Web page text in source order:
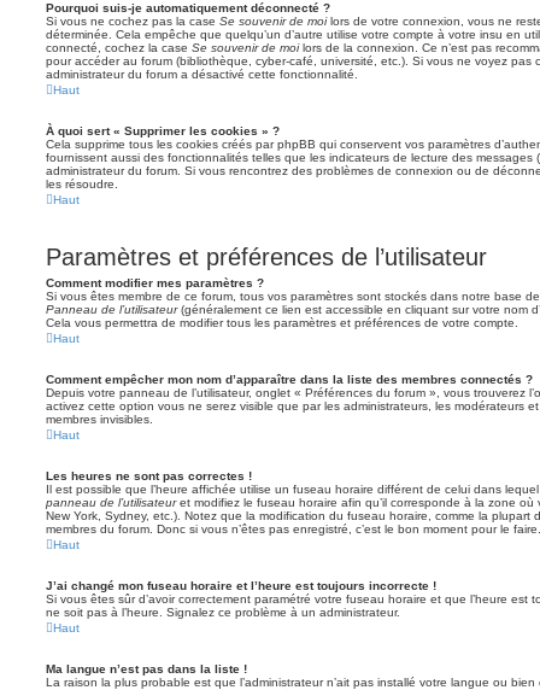
Pourquoi suis-je automatiquement déconnecté ?
Si vous ne cochez pas la case Se souvenir de moilors de votre connexion, vous ne
déterminée. Cela empêche que quelqu’un d’autre utilise votre compte à votre insu en
connecté, cochez la case Se souvenir de moilors de la connexion. Ce n’est pas
pour accéder au forum (bibliothèque, cyber-café, université, etc.). Si vous ne voyez pas
administrateur du forum a désactivé cette fonctionnalité.
Haut
À quoi sert « Supprimer les cookies » ?
Cela supprime tous les cookies créés par phpBB qui conservent vos paramètres
fournissent aussi des fonctionnalités telles que les indicateurs de lecture des
administrateur du forum. Si vous rencontrez des problèmes de connexion ou de
les résoudre.
Haut
Paramètres et préférences de l’utilisateur
Comment modifier mes paramètres ?
Si vous êtes membre de ce forum, tous vos paramètres sont stockés dans notre base
Panneau de l’utilisateur(généralement ce lien est accessible en cliquant sur votre nom
Cela vous permettra de modifier tous les paramètres et préférences de votre compte.
Haut
Comment empêcher mon nom d’apparaître dans la liste des membres connectés ?
Depuis votre panneau de l’utilisateur, onglet « Préférences du forum », vous trouverez
activez cette option vous ne serez visible que par les administrateurs, les modérateurs
membres invisibles.
Haut
Les heures ne sont pas correctes !
Il est possible que l’heure affichée utilise un fuseau horaire différent de celui dans
panneau de l’utilisateuret modifiez le fuseau horaire afin qu’il corresponde à la zone
New York, Sydney, etc.). Notez que la modification du fuseau horaire, comme la plupart
membres du forum. Donc si vous n’êtes pas enregistré, c’est le bon moment pour le faire.
Haut
J’ai changé mon fuseau horaire et l’heure est toujours incorrecte !
Si vous êtes sûr d’avoir correctement paramétré votre fuseau horaire et que l’heure est
ne soit pas à l’heure. Signalez ce problème à un administrateur.
Haut
Ma langue n’est pas dans la liste !
La raison la plus probable est que l’administrateur n’ait pas installé votre langue ou